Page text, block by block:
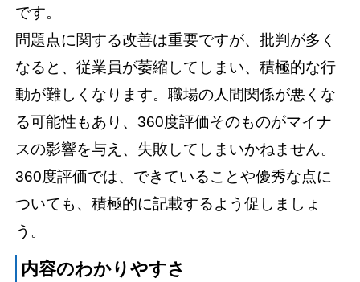
です。
問題点に関する改善は重要ですが、批判が多く
なると、従業員が萎縮してしまい、積極的な行
動が難しくなります。職場の人間関係が悪くな
る可能性もあり、360度評価そのものがマイナ
スの影響を与え、失敗してしまいかねません。
360度評価では、できていることや優秀な点に
ついても、積極的に記載するよう促しましょ
う。
内容のわかりやすさ